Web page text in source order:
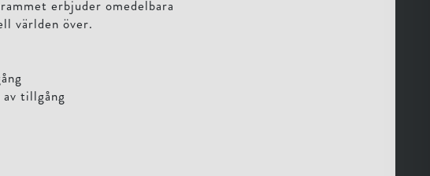
erbjuder omedelbara
världen över.
tillgång